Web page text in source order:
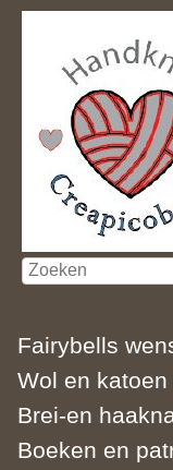
Fairybells
Wol en katoen
Brei-en
Boeken en